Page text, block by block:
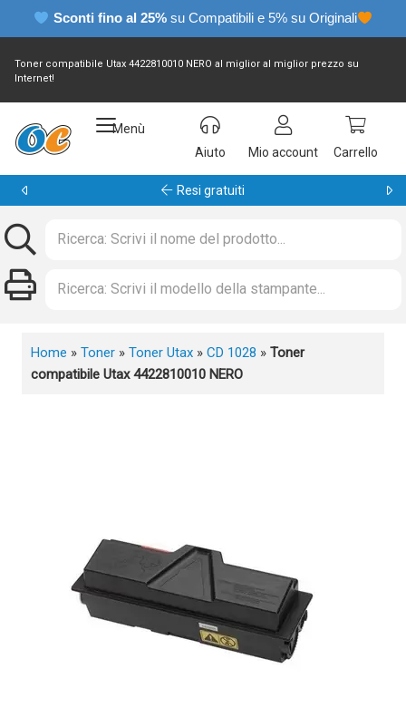
Sconti fino al 25% su Compatibili e 5% su Originali
Toner compatibile Utax 4422810010 NERO al miglior al miglior prezzo su
Internet!
Menù
Aiuto
Mio account Carrello
Garanzia 24 mesi
Home » Toner » Toner Utax » CD 1028 » Toner
compatibile Utax 4422810010 NERO